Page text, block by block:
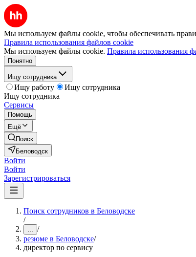
Мы используем файлы cookie, чтобы обеспечивать
Правила использования файлов cookie
Мы используем файлы cookie. Правила использования
Понятно
Ищу сотрудника
Ищу работу
Ищу сотрудника
Ищу сотрудника
Сервисы
Помощь
Ещё
Поиск
Беловодск
Войти
Войти
Зарегистрироваться
Поиск сотрудников в Беловодске
/
... /
резюме в Беловодске/
директор по сервису